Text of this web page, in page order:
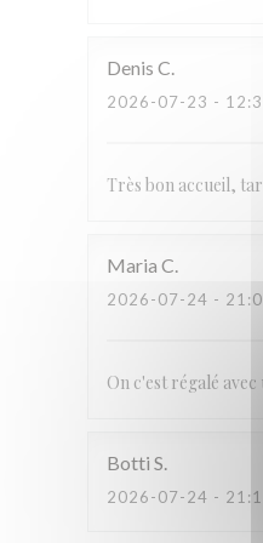
Denis C
2026-07-23 -
Très bon accueil,
Maria C
2026-07-24 -
On c'est régalé avec
Botti S
2026-07-24 -